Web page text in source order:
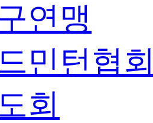
연맹
민턴협
회